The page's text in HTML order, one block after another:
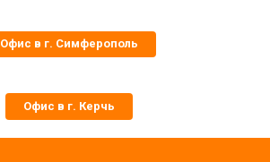
Офис в г. Симферополь
Офис в г. Керчь